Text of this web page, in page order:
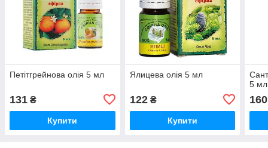
Петітгрейнова олія 5 мл
131 ₴
Купити
Ялицева олія 5 мл
122₴
Купити
5 мл
160